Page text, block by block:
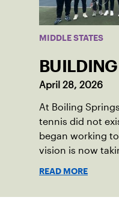
MIDDLE STATES
April 28, 2026
At Boiling
tennis did not
began working
vision is now
READ MORE